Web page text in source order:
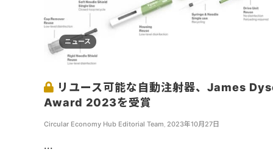
ニュース
リユース可能な自動注射器、James
Award 2023を受賞
Circular Economy Hub Editorial Team 2023年10月27日
...